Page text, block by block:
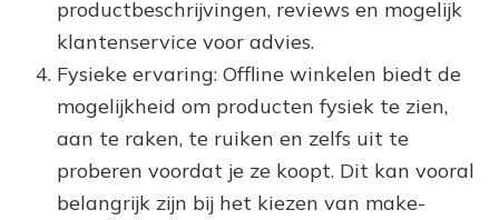
productbeschrijvingen, reviews en mogelijk
klantenservice voor advies.
Fysieke ervaring: Offline winkelen biedt de
mogelijkheid om producten fysiek te zien,
aan te raken, te ruiken en zelfs uit te
proberen voordat je ze koopt. Dit kan vooral
belangrijk zijn bij het kiezen van make-